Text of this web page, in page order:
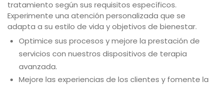
tratamiento según sus requisitos específicos.
Experimente una atención personalizada que se
adapta a su estilo de vida y objetivos de bienestar.
Optimice sus procesos y mejore la prestación de
servicios con nuestros dispositivos de terapia
avanzada.
Mejore las experiencias de los clientes y fomente la